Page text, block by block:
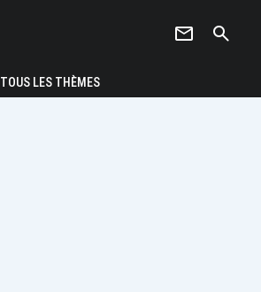
newsletter search
TOUS LES THÈMES